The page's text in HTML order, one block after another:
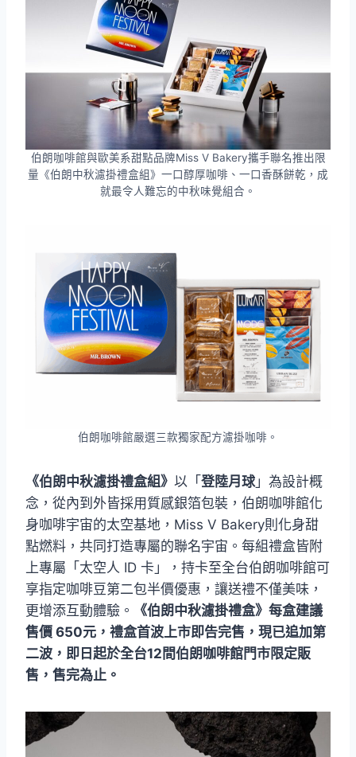
伯朗咖啡館與歐美系甜點品牌Miss V Bakery攜手聯名推出限
量《伯朗中秋濾掛禮盒組》一口醇厚咖啡、一口香酥餅乾，成
就最令人難忘的中秋味覺組合。
伯朗咖啡館嚴選三款獨家配方濾掛咖啡。
《伯朗中秋濾掛禮盒組》 以「 登陸月球」為設計概
念，從內到外皆採用質感銀箔包裝，伯朗咖啡館化
身咖啡宇宙的太空基地，Miss V Bakery則化身甜
點燃料，共同打造專屬的聯名宇宙。每組禮盒皆附
上專屬「太空人 ID 卡」，持卡至全台伯朗咖啡館可
享指定咖啡豆第二包半價優惠，讓送禮不僅美味，
更增添互動體驗。
《伯朗中秋濾掛禮盒》每盒建議
售價 650元，禮盒首波上市即告完售，現已追加第
二波，即日起於全台12間伯朗咖啡館門市限定販
售，售完為止。